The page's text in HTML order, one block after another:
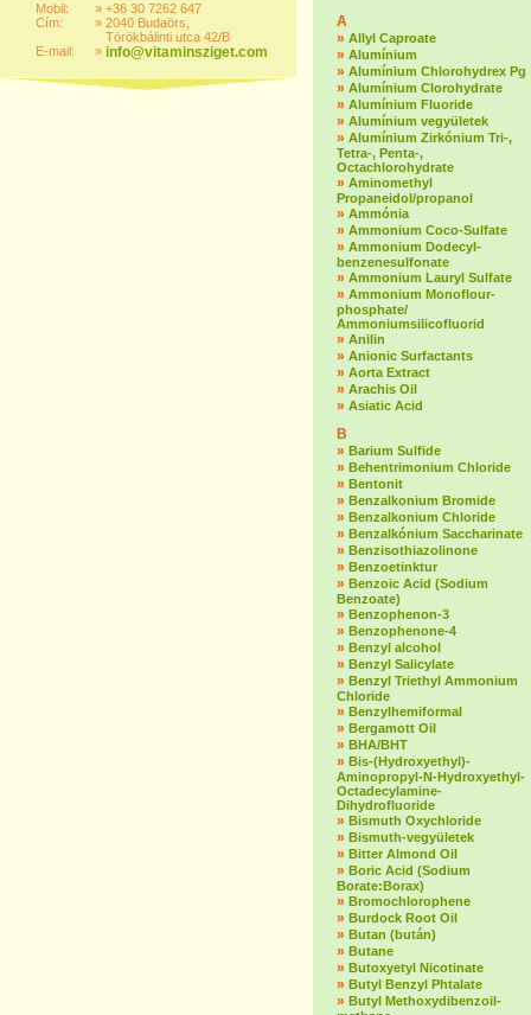
Mobil:
Cím:
E-mail:
»
»
»
+36 30 7262 647
2040 Budaörs,
Törökbálinti utca 42/B
info@vitaminsziget.com
A
» Allyl Caproate
» Alumínium
» Alumínium Chlorohydrex Pg
» Alumínium Clorohydrate
» Alumínium Fluoride
» Alumínium vegyületek
» Alumínium Zirkónium Tri-,
Tetra-, Penta-,
Octachlorohydrate
» Aminomethyl
Propaneidol/propanol
» Ammónia
» Ammonium Coco-Sulfate
» Ammonium Dodecyl-
benzenesulfonate
» Ammonium Lauryl Sulfate
» Ammonium Monoflour-
phosphate/
Ammoniumsilicofluorid
» Anilin
» Anionic Surfactants
» Aorta Extract
» Arachis Oil
» Asiatic Acid
B
» Barium Sulfide
» Behentrimonium Chloride
» Bentonit
» Benzalkonium Bromide
» Benzalkonium Chloride
» Benzalkónium Saccharinate
» Benzisothiazolinone
» Benzoetinktur
» Benzoic Acid (Sodium
Benzoate)
» Benzophenon-3
» Benzophenone-4
» Benzyl alcohol
» Benzyl Salicylate
» Benzyl Triethyl Ammonium
Chloride
» Benzylhemiformal
» Bergamott Oil
» BHA/BHT
» Bis-(Hydroxyethyl)-
Aminopropyl-N-Hydroxyethyl-
Octadecylamine-
Dihydrofluoride
» Bismuth Oxychloride
» Bismuth-vegyületek
» Bitter Almond Oil
» Boric Acid (Sodium
Borate:Borax)
» Bromochlorophene
» Burdock Root Oil
» Butan (bután)
» Butane
» Butoxyetyl Nicotinate
» Butyl Benzyl Phtalate
» Butyl Methoxydibenzoil-